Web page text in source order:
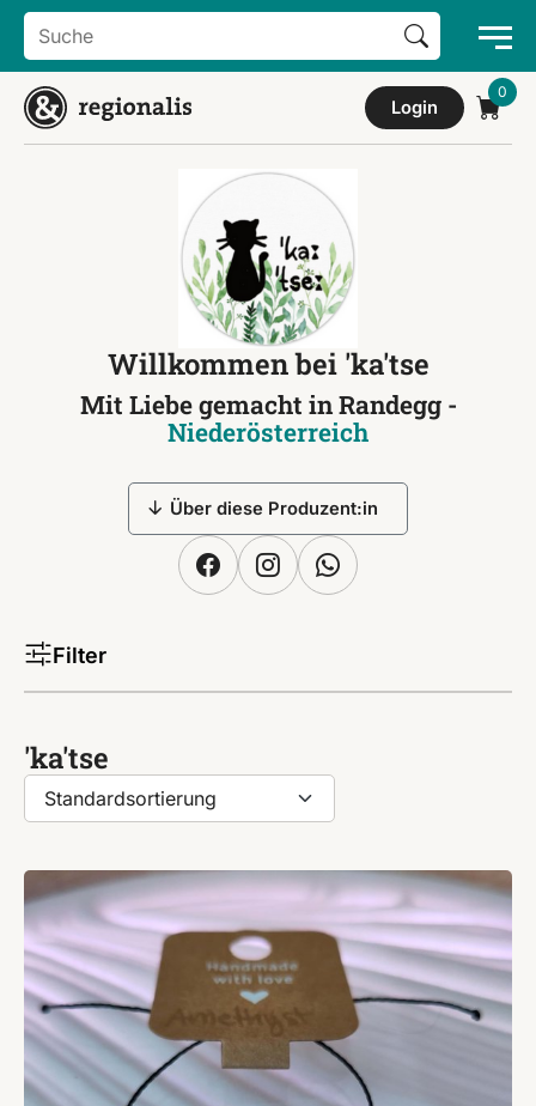
Search
for:
Search Button
Login
Willkommen bei 'ka'tse
Mit Liebe gemacht in Randegg -
Niederösterreich
Über diese Produzent:in
Filter
'ka'tse